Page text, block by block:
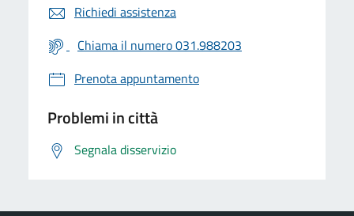
Richiedi assistenza
Chiama il numero 031.988203
Prenota appuntamento
Problemi in città
Segnala disservizio